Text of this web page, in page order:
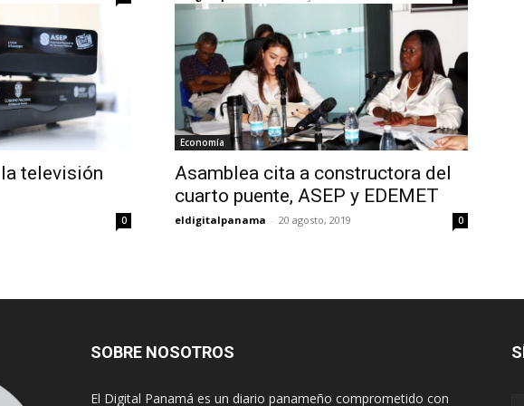
televisión
0
Economía
Asamblea cita a constructora del
cuarto puente, ASEP y EDEMET
eldigitalpanama - 20 agosto, 2019 0
SOBRE NOSOTROS
El Digital Panamá es un diario panameño comprometido con